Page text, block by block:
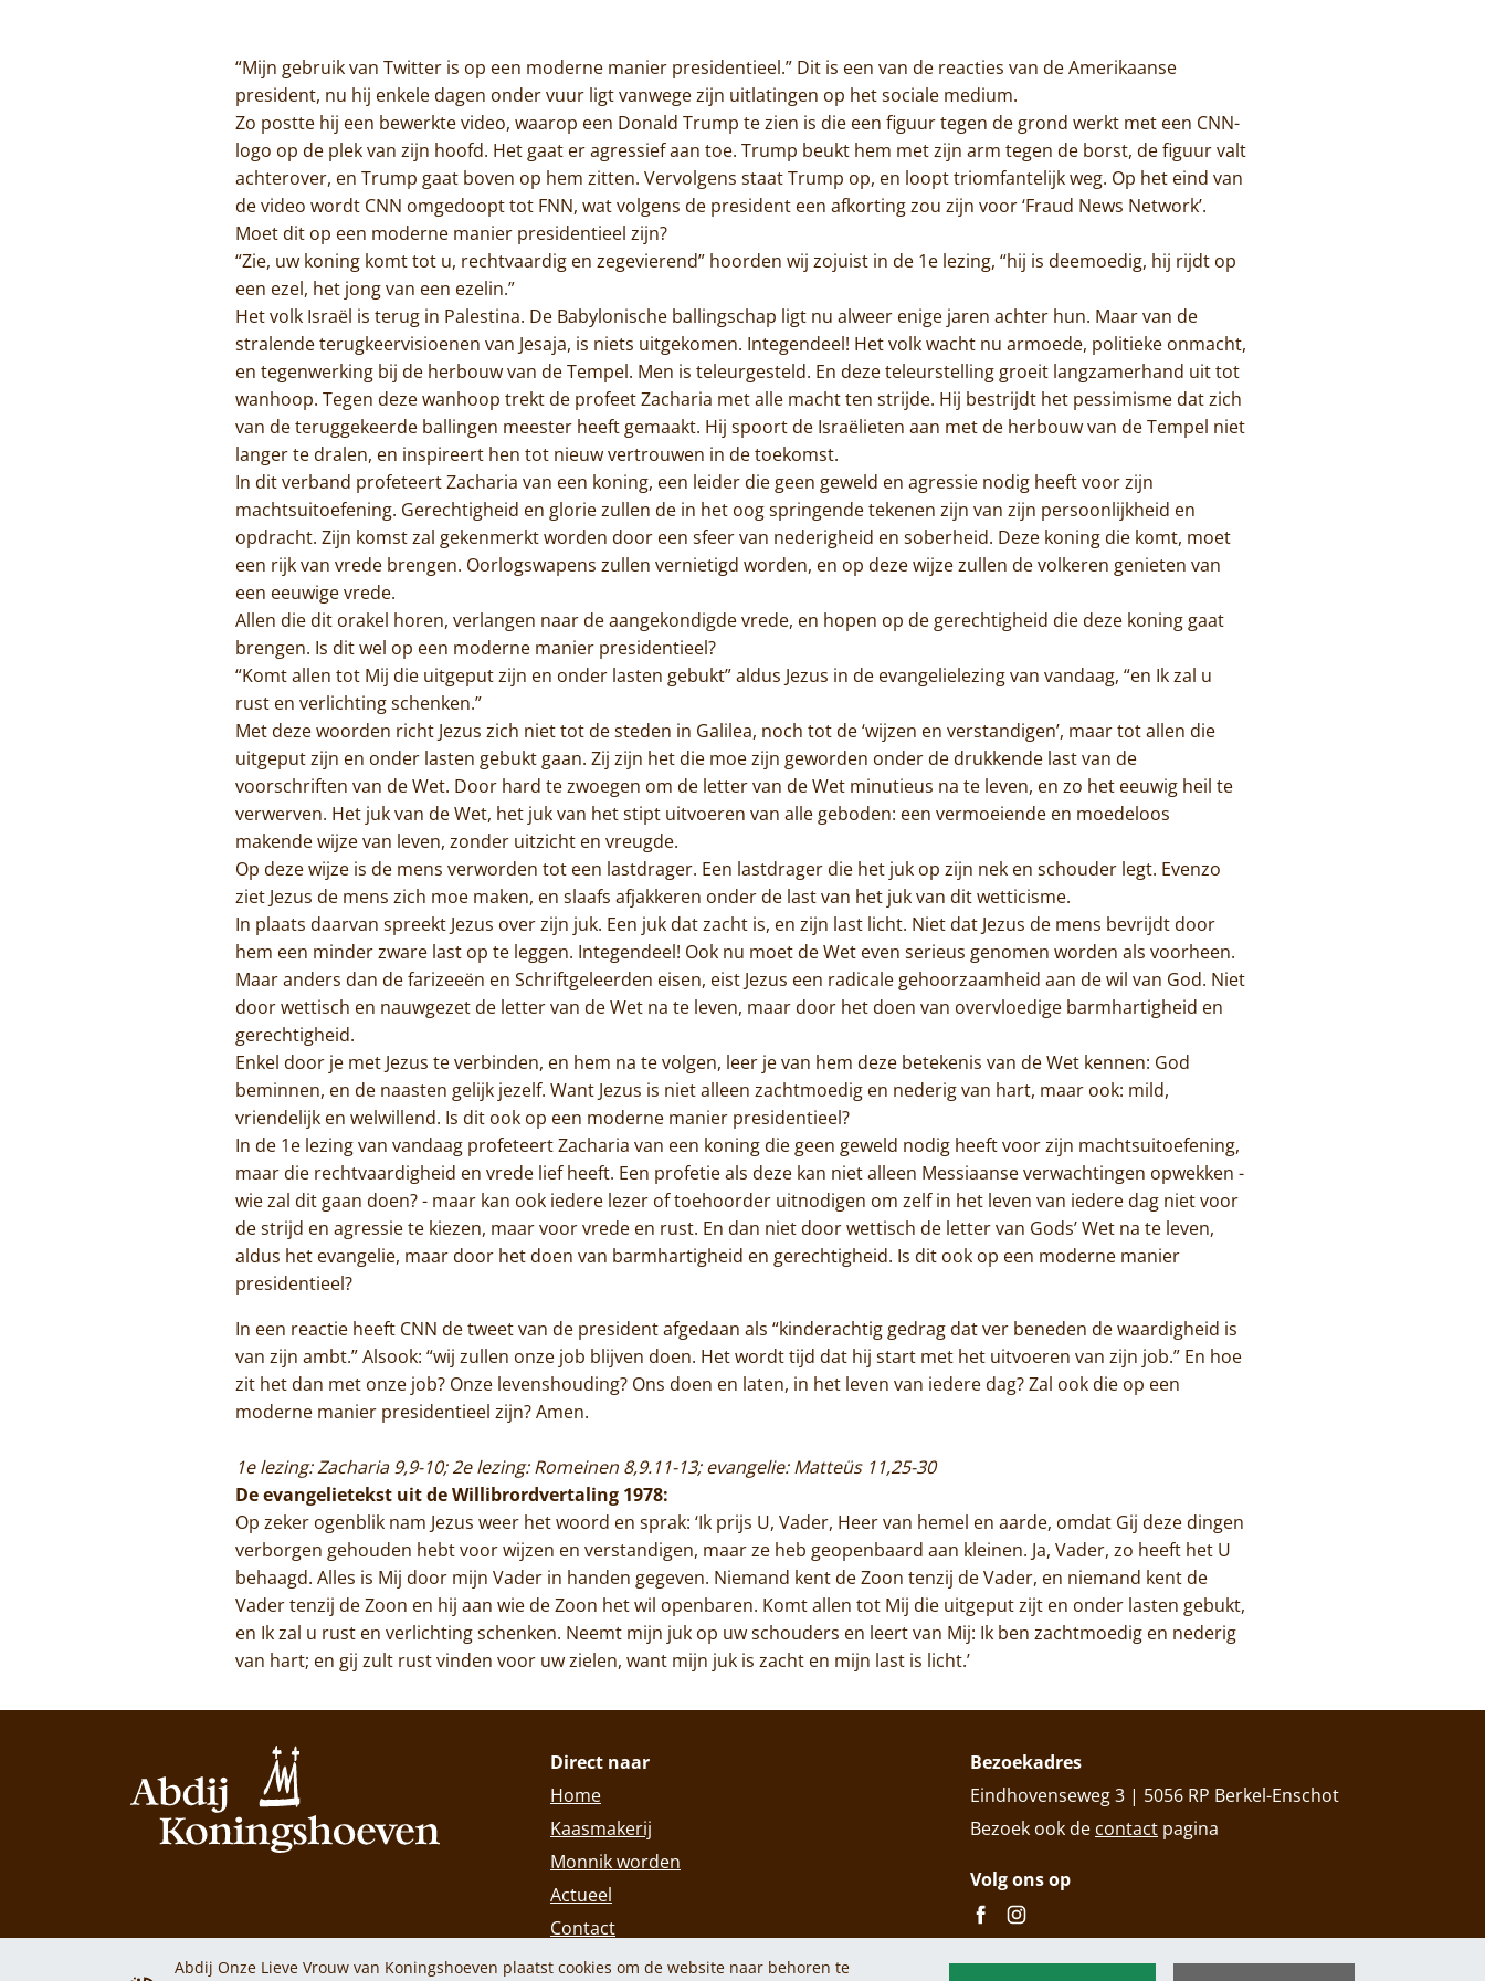
Home
Trappisten
De abdij
Actueel
Monnik worden
Contact
Abdij Onze Lieve Vrouw van Koningshoeven plaatst cookies om de website naar behoren te
De kloosterwinkel
“Mijn gebruik van Twitter is op een moderne manier presidentieel.” Dit is een van de reacties van de Amerikaanse
president, nu hij enkele dagen onder vuur ligt vanwege zijn uitlatingen op het sociale medium.
Zo postte hij een bewerkte video, waarop een Donald Trump te zien is die een figuur tegen de grond werkt met een CNN-
logo op de plek van zijn hoofd. Het gaat er agressief aan toe. Trump beukt hem met zijn arm tegen de borst, de figuur valt
achterover, en Trump gaat boven op hem zitten. Vervolgens staat Trump op, en loopt triomfantelijk weg. Op het eind van
de video wordt CNN omgedoopt tot FNN, wat volgens de president een afkorting zou zijn voor ‘Fraud News Network’.
Moet dit op een moderne manier presidentieel zijn?
“Zie, uw koning komt tot u, rechtvaardig en zegevierend” hoorden wij zojuist in de 1e lezing, “hij is deemoedig, hij rijdt op
een ezel, het jong van een ezelin.”
Het volk Israël is terug in Palestina. De Babylonische ballingschap ligt nu alweer enige jaren achter hun. Maar van de
stralende terugkeervisioenen van Jesaja, is niets uitgekomen. Integendeel! Het volk wacht nu armoede, politieke onmacht,
en tegenwerking bij de herbouw van de Tempel. Men is teleurgesteld. En deze teleurstelling groeit langzamerhand uit tot
wanhoop. Tegen deze wanhoop trekt de profeet Zacharia met alle macht ten strijde. Hij bestrijdt het pessimisme dat zich
van de teruggekeerde ballingen meester heeft gemaakt. Hij spoort de Israëlieten aan met de herbouw van de Tempel niet
langer te dralen, en inspireert hen tot nieuw vertrouwen in de toekomst.
In dit verband profeteert Zacharia van een koning, een leider die geen geweld en agressie nodig heeft voor zijn
machtsuitoefening. Gerechtigheid en glorie zullen de in het oog springende tekenen zijn van zijn persoonlijkheid en
opdracht. Zijn komst zal gekenmerkt worden door een sfeer van nederigheid en soberheid. Deze koning die komt, moet
een rijk van vrede brengen. Oorlogswapens zullen vernietigd worden, en op deze wijze zullen de volkeren genieten van
een eeuwige vrede.
Allen die dit orakel horen, verlangen naar de aangekondigde vrede, en hopen op de gerechtigheid die deze koning gaat
brengen. Is dit wel op een moderne manier presidentieel?
“Komt allen tot Mij die uitgeput zijn en onder lasten gebukt” aldus Jezus in de evangelielezing van vandaag, “en Ik zal u
rust en verlichting schenken.”
Met deze woorden richt Jezus zich niet tot de steden in Galilea, noch tot de ‘wijzen en verstandigen’, maar tot allen die
uitgeput zijn en onder lasten gebukt gaan. Zij zijn het die moe zijn geworden onder de drukkende last van de
voorschriften van de Wet. Door hard te zwoegen om de letter van de Wet minutieus na te leven, en zo het eeuwig heil te
verwerven. Het juk van de Wet, het juk van het stipt uitvoeren van alle geboden: een vermoeiende en moedeloos
makende wijze van leven, zonder uitzicht en vreugde.
Op deze wijze is de mens verworden tot een lastdrager. Een lastdrager die het juk op zijn nek en schouder legt. Evenzo
ziet Jezus de mens zich moe maken, en slaafs afjakkeren onder de last van het juk van dit wetticisme.
In plaats daarvan spreekt Jezus over zijn juk. Een juk dat zacht is, en zijn last licht. Niet dat Jezus de mens bevrijdt door
hem een minder zware last op te leggen. Integendeel! Ook nu moet de Wet even serieus genomen worden als voorheen.
Maar anders dan de farizeeën en Schriftgeleerden eisen, eist Jezus een radicale gehoorzaamheid aan de wil van God. Niet
door wettisch en nauwgezet de letter van de Wet na te leven, maar door het doen van overvloedige barmhartigheid en
gerechtigheid.
Enkel door je met Jezus te verbinden, en hem na te volgen, leer je van hem deze betekenis van de Wet kennen: God
beminnen, en de naasten gelijk jezelf. Want Jezus is niet alleen zachtmoedig en nederig van hart, maar ook: mild,
vriendelijk en welwillend. Is dit ook op een moderne manier presidentieel?
In de 1e lezing van vandaag profeteert Zacharia van een koning die geen geweld nodig heeft voor zijn machtsuitoefening,
maar die rechtvaardigheid en vrede lief heeft. Een profetie als deze kan niet alleen Messiaanse verwachtingen opwekken -
wie zal dit gaan doen? - maar kan ook iedere lezer of toehoorder uitnodigen om zelf in het leven van iedere dag niet voor
de strijd en agressie te kiezen, maar voor vrede en rust. En dan niet door wettisch de letter van Gods’ Wet na te leven,
aldus het evangelie, maar door het doen van barmhartigheid en gerechtigheid. Is dit ook op een moderne manier
presidentieel?
In een reactie heeft CNN de tweet van de president afgedaan als “kinderachtig gedrag dat ver beneden de waardigheid is
van zijn ambt.” Alsook: “wij zullen onze job blijven doen. Het wordt tijd dat hij start met het uitvoeren van zijn job.” En hoe
zit het dan met onze job? Onze levenshouding? Ons doen en laten, in het leven van iedere dag? Zal ook die op een
moderne manier presidentieel zijn? Amen.
1e lezing: Zacharia 9,9-10; 2e lezing: Romeinen 8,9.11-13; evangelie: Matteüs 11,25-30
De evangelietekst uit de Willibrordvertaling 1978:
Op zeker ogenblik nam Jezus weer het woord en sprak: ‘Ik prijs U, Vader, Heer van hemel en aarde, omdat Gij deze dingen
verborgen gehouden hebt voor wijzen en verstandigen, maar ze heb geopenbaard aan kleinen. Ja, Vader, zo heeft het U
behaagd. Alles is Mij door mijn Vader in handen gegeven. Niemand kent de Zoon tenzij de Vader, en niemand kent de
Vader tenzij de Zoon en hij aan wie de Zoon het wil openbaren. Komt allen tot Mij die uitgeput zijt en onder lasten gebukt,
en Ik zal u rust en verlichting schenken. Neemt mijn juk op uw schouders en leert van Mij: Ik ben zachtmoedig en nederig
van hart; en gij zult rust vinden voor uw zielen, want mijn juk is zacht en mijn last is licht.’
Direct naar
Home
Kaasmakerij
Monnik worden
Actueel
Contact
Bezoekadres
Eindhovenseweg 3 | 5056 RP Berkel-Enschot
Bezoek ook de contact pagina
Volg ons op